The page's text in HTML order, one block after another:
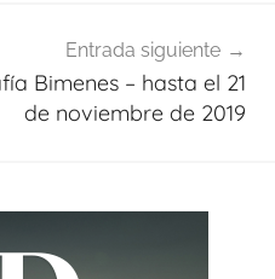
Entrada siguiente
Bimenes – hasta el 21
de noviembre de 2019